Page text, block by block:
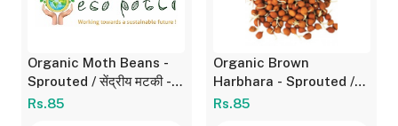
Organic Moth Beans -
Sprouted / सेंद्रीय मटकी -
Rs.85
Organic Brown
Harbhara - Sprouted /
Rs.85